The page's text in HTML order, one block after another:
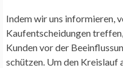
Indem wir uns informieren,
Kaufentscheidungen
Kunden vor der
schützen. Um den Kreislauf